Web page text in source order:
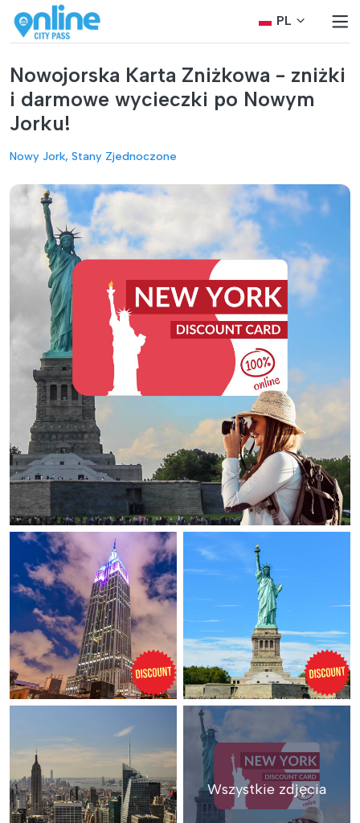
PL
Nowojorska Karta Zniżkowa - zniżki
i darmowe wycieczki po Nowym
Jorku!
Nowy Jork, Stany Zjednoczone
Wszystkie zdjęcia